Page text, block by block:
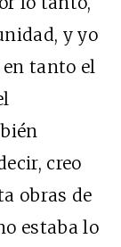
y yo
tanto el
creo
obras de
estaba lo